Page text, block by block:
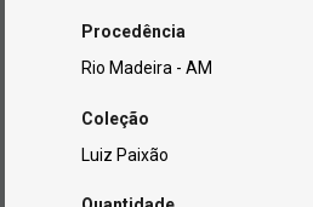
Procedência
Rio Madeira - AM
Coleção
Luiz Paixão